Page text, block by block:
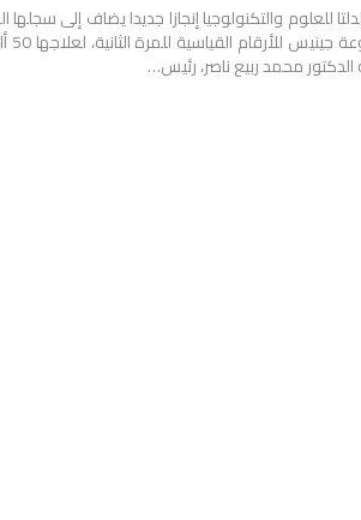
للعلوم والتكنولوجيا إنجازا جديدا يضاف إلى
محمد ربيع ناصر، رئيس…